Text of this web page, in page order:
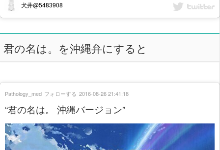
犬井@5483908
君の名は。を沖縄弁にすると
“君の名は。 沖縄バージョン”
Pathology_med フォローする 2016-08-26 21:41:18